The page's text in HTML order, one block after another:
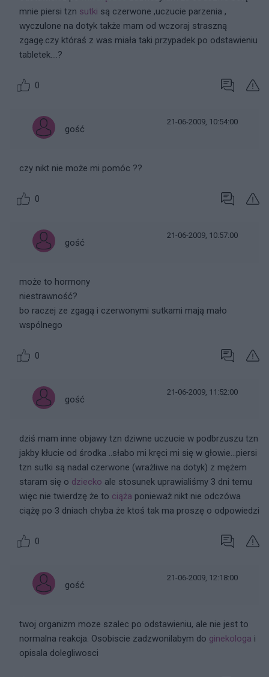
mnie piersi tzn sutki są czerwone ,uczucie parzenia ,
wyczulone na dotyk także mam od wczoraj straszną
zgagę.czy któraś z was miała taki przypadek po odstawieniu
tabletek....?
0
gość
21-06-2009, 10:54:00
czy nikt nie może mi pomóc ??
0
gość
21-06-2009, 10:57:00
może to hormony
niestrawność?
bo raczej ze zgagą i czerwonymi sutkami mają mało
wspólnego
0
gość
21-06-2009, 11:52:00
dziś mam inne objawy tzn dziwne uczucie w podbrzuszu tzn
jakby kłucie od środka ..słabo mi kręci mi się w głowie...piersi
tzn sutki są nadal czerwone (wrażliwe na dotyk) z mężem
staram się o dziecko ale stosunek uprawialiśmy 3 dni temu
więc nie twierdzę że to ciąża ponieważ nikt nie odczówa
ciążę po 3 dniach chyba że ktoś tak ma proszę o odpowiedzi
0
gość
21-06-2009, 12:18:00
twoj organizm moze szalec po odstawieniu, ale nie jest to
normalna reakcja. Osobiscie zadzwonilabym do ginekologa i
opisala dolegliwosci